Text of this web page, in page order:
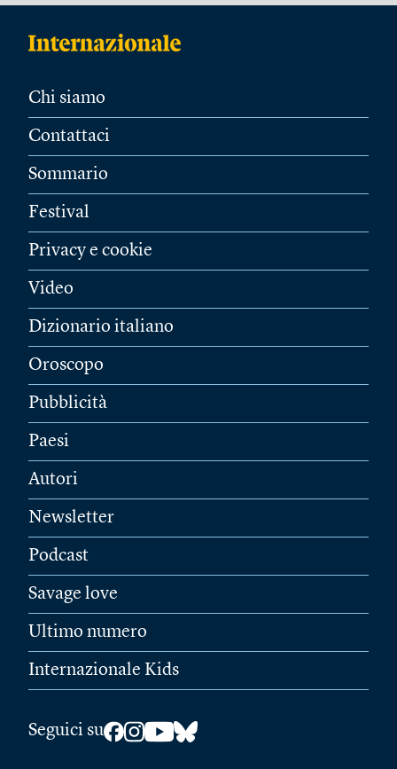
Chi siamo
Contattaci
Sommario
Festival
Privacy e cookie
Video
Dizionario italiano
Oroscopo
Pubblicità
Paesi
Autori
Newsletter
Podcast
Savage love
Ultimo numero
Internazionale Kids
Seguici su